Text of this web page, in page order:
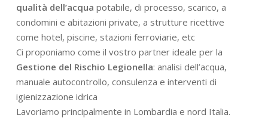
qualità dell’acqua potabile, di processo, scarico, a
condomini e abitazioni private, a strutture ricettive
come hotel, piscine, stazioni ferroviarie, etc
Ci proponiamo come il vostro partner ideale per la
Gestione del Rischio Legionella: analisi dell’acqua,
manuale autocontrollo, consulenza e interventi di
igienizzazione idrica
Lavoriamo principalmente in Lombardia e nord Italia.